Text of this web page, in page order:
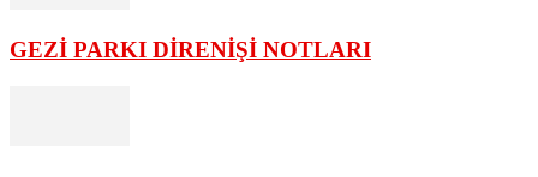
GEZİ PARKI DİRENİŞİ NOTLARI